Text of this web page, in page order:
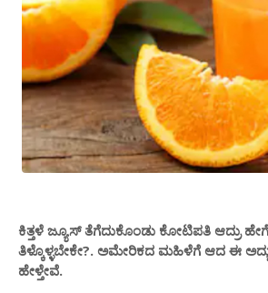
ಕಿತ್ತಳೆ ಜ್ಯೂಸ್‌ ತೆಗೆದುಕೊಂಡು ಕೋಟಿಪತಿ ಆದ್ರು
ತಿಳ್ಕೊಳ್ಳಬೇಕೇ?. ಅಮೇರಿಕದ ಮಹಿಳೆಗೆ ಆದ ಈ
ಹೇಳ್ತೇವೆ‌.